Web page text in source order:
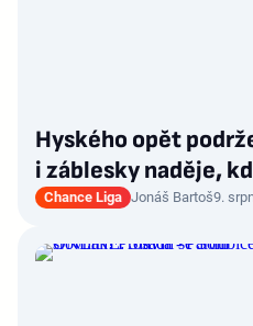
Hyského opět
i záblesky naděje,
Chance Liga Jonáš Bartoš9.